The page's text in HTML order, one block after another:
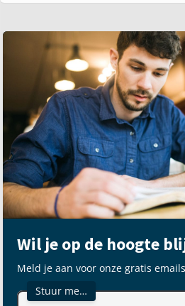
Wil je op de hoogte
Meld je aan voor onze gratis
Stuur me…